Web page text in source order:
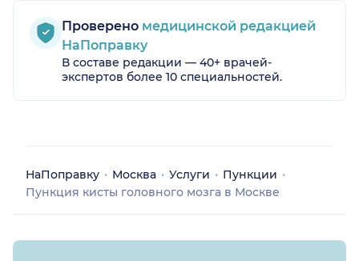
Проверено медицинской редакцией
НаПоправку
В составе редакции — 40+ врачей-
экспертов более 10 специальностей.
НаПоправку Москва Услуги
Пункции
Пункция кисты головного мозга в Москве